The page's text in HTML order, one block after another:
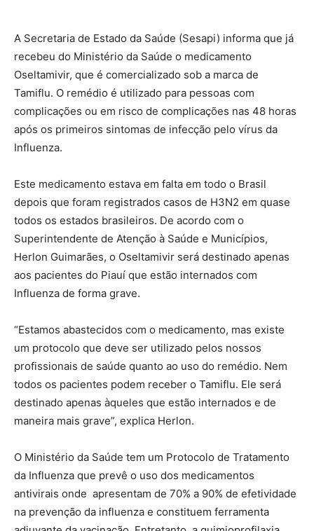
A Secretaria de Estado da Saúde (Sesapi) informa que já
recebeu do Ministério da Saúde o medicamento
Oseltamivir, que é comercializado sob a marca de
Tamiflu. O remédio é utilizado para pessoas com
complicações ou em risco de complicações nas 48 horas
após os primeiros sintomas de infecção pelo vírus da
Influenza.
Este medicamento estava em falta em todo o Brasil
depois que foram registrados casos de H3N2 em quase
todos os estados brasileiros. De acordo com o
Superintendente de Atenção à Saúde e Municípios,
Herlon Guimarães, o Oseltamivir será destinado apenas
aos pacientes do Piauí que estão internados com
Influenza de forma grave.
“Estamos abastecidos com o medicamento, mas existe
um protocolo que deve ser utilizado pelos nossos
profissionais de saúde quanto ao uso do remédio. Nem
todos os pacientes podem receber o Tamiflu. Ele será
destinado apenas àqueles que estão internados e de
maneira mais grave”, explica Herlon.
O Ministério da Saúde tem um Protocolo de Tratamento
da Influenza que prevê o uso dos medicamentos
antivirais onde apresentam de 70% a 90% de efetividade
na prevenção da influenza e constituem ferramenta